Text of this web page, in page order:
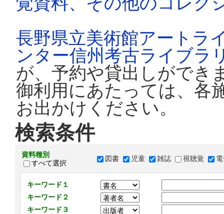
長野県立美術館アートラ
ンター信州考古ライブラ
が、予約や貸出しができ
御利用にあたっては、各
お出かけください。
検索条件
資料種別
すべて選択
図書 児童 雑誌 視聴覚
キーワード１
キーワード２
キーワード３